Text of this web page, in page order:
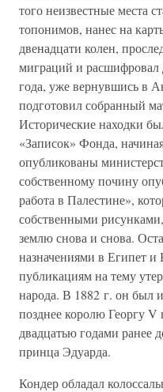
того неизвестные места
топонимов, нанес на
двенадцати колен,
миграций и расшифровал
года, уже вернувшись в
подготовил собранный
Исторические находки
«Записок» Фонда,
опубликованы
собственному почину
работа в Палестине»,
собственными
землю снова и снова.
назначениями в Египет
публикациям на тему
народа. В 1882 г. он был
позднее королю Георгу V
двадцатью годами ранее
принца Эдуарда.
Кондер обладал